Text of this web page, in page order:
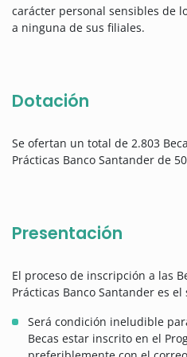
carácter personal sensibles de
a ninguna de sus filiales.
Dotación
Se ofertan un total de 2.803
Prácticas Banco Santander de
Presentación
El proceso de inscripción a las
Prácticas Banco Santander es
Será condición ineludible
Becas estar inscrito en el